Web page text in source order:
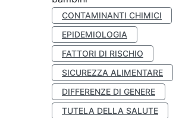
CONTAMINANTI CHIMICI
EPIDEMIOLOGIA
FATTORI DI RISCHIO
SICUREZZA ALIMENTARE
DIFFERENZE DI GENERE
TUTELA DELLA SALUTE